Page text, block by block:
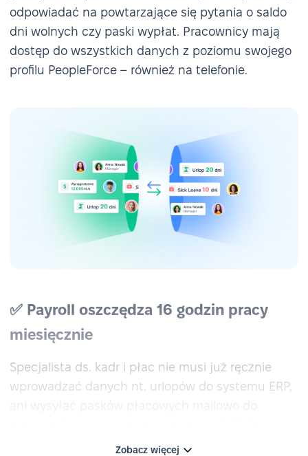
odpowiadać na powtarzające się pytania o saldo
dni wolnych czy paski wypłat. Pracownicy mają
dostęp do wszystkich danych z poziomu swojego
profilu PeopleForce – również na telefonie.
✅ Payroll oszczędza 16 godzin pracy
miesięcznie
Specjalista ds. kadr i płac nie musi już ręcznie
wprowadzać danych nt. urlopów do systemu ERP,
każdym mcu. Dzięki integracji z Optimą, dane te
Zobacz więcej